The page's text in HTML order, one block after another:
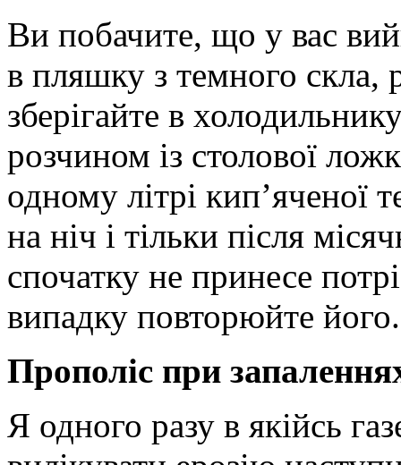
Ви побачите, що у вас
в пляшку з темного скла,
зберігайте в
розчином із столової
одному літрі кип’яченої
на ніч і тільки після
спочатку не принесе
випадку повторюйте його.
Прополіс при
Я одного разу в якійсь